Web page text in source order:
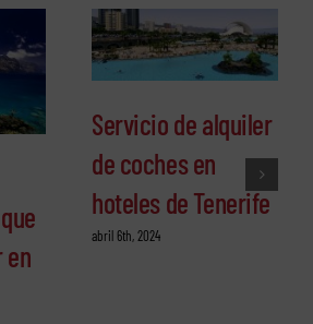
en
Servicio de alquiler
de coches en
hoteles de Tenerife
abril 6th, 2024